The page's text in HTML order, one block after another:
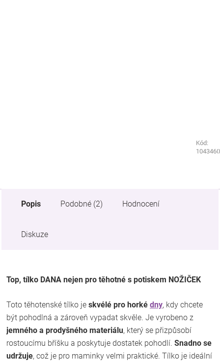
Kód:
Kód:
Popis Podobné (2) Hodnocení
Diskuze
Top, tílko DANA nejen pro těhotné s potiskem NOŽIČEK
Toto těhotenské tílko je skvélé pro horké dny, kdy chcete
být pohodlná a zároveň vypadat skvěle. Je vyrobeno z
jemného a prodyšného materiálu, který se přizpůsobí
rostoucímu bříšku a poskytuje dostatek pohodlí. Snadno se
udržuje, což je pro maminky velmi praktické. Tílko je ideální